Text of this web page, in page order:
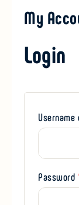
My
Login
Password